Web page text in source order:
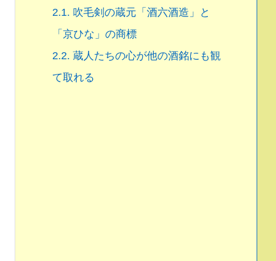
2.1. 吹毛剣の蔵元「酒六酒造」と
「京ひな」の商標
2.2. 蔵人たちの心が他の酒銘にも観
て取れる